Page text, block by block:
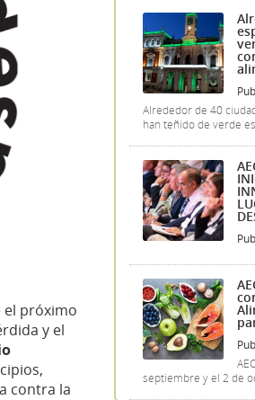
el próximo
y el
contra la
Alrededor de 40
han teñido de verde
septiembre y el 2 de